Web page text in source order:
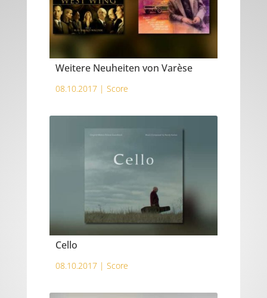
Weitere Neuheiten von Varèse
08.10.2017 | Score
Cello
08.10.2017 | Score